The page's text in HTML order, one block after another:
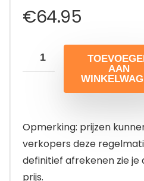
€64.95
AAN
Opmerking: prijzen
verkopers deze
definitief afrekenen zie
prijs.